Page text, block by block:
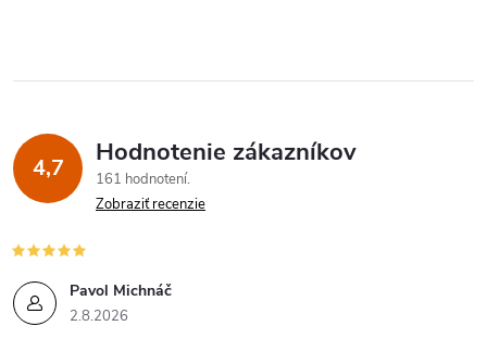
4,7 Hodnotenie zákazníkov
161 hodnotení
Zobraziť recenzie
Pavol Michnáč
2.8.2026